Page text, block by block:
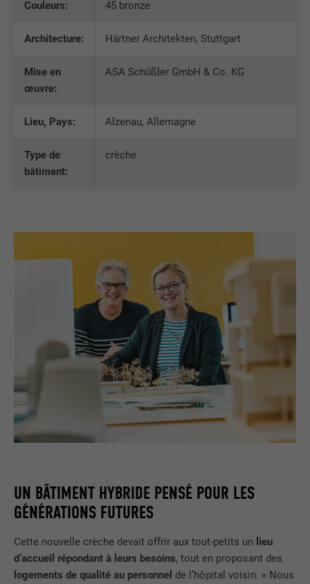
Couleurs: 45 bronze
Architecture: Härtner Architekten, Stuttgart
Mise en
œuvre:
ASA Schüßler GmbH & Co. KG
Lieu, Pays: Alzenau, Allemagne
Type de
bâtiment:
crèche
UN BÂTIMENT HYBRIDE PENSÉ POUR LES
GÉNÉRATIONS FUTURES
Cette nouvelle crèche devait offrir aux tout-petits un lieu
d’accueil répondant à leurs besoins, tout en proposant des
logements de qualité au personnel de l’hôpital voisin. « Nous